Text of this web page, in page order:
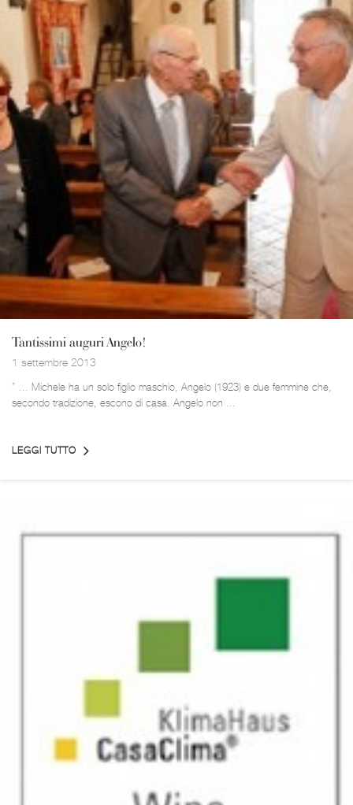
Tantissimi auguri Angelo!
1 settembre 2013
” … Michele ha un solo figlio maschio, Angelo (1923) e due femmine che,
secondo tradizione, escono di casa. Angelo non ...
LEGGI TUTTO